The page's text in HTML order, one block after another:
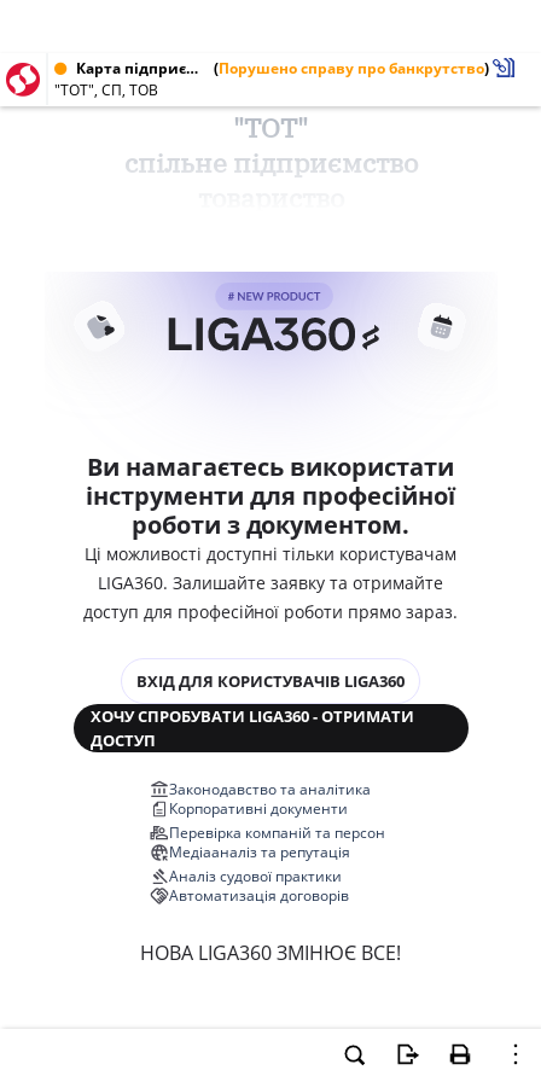
Карта підприємства від 08.04.2000 № 22455652 (Порушено справу про банкрутство)
"ТОТ", СП, ТОВ
"ТОТ"
спільне підприємство
Ви намагаєтесь використати
інструменти для професійної
роботи з документом.
Ці можливості доступні тільки користувачам
LIGA360. Залишайте заявку та отримайте
доступ для професійної роботи прямо зараз.
ВХІД ДЛЯ КОРИСТУВАЧІВ LIGA360
ХОЧУ СПРОБУВАТИ LIGA360 - ОТРИМАТИ
ДОСТУП
Законодавство та аналітика
Корпоративні документи
Перевірка компаній та персон
Медіааналіз та репутація
Аналіз судової практики
Автоматизація договорів
НОВА LIGA360 ЗМІНЮЄ ВСЕ!